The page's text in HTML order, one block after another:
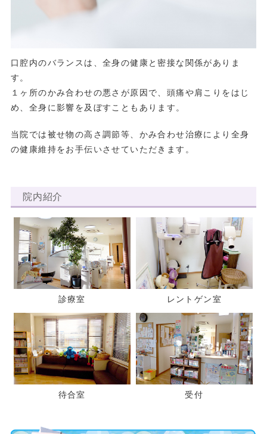
口腔内のバランスは、全身の健康と密接な関係がありま
す。
１ヶ所のかみ合わせの悪さが原因で、頭痛や肩こりをはじ
め、全身に影響を及ぼすこともあります。
当院では被せ物の高さ調節等、かみ合わせ治療により全身
の健康維持をお手伝いさせていただきます。
院内紹介
診療室 レントゲン室
待合室 受付